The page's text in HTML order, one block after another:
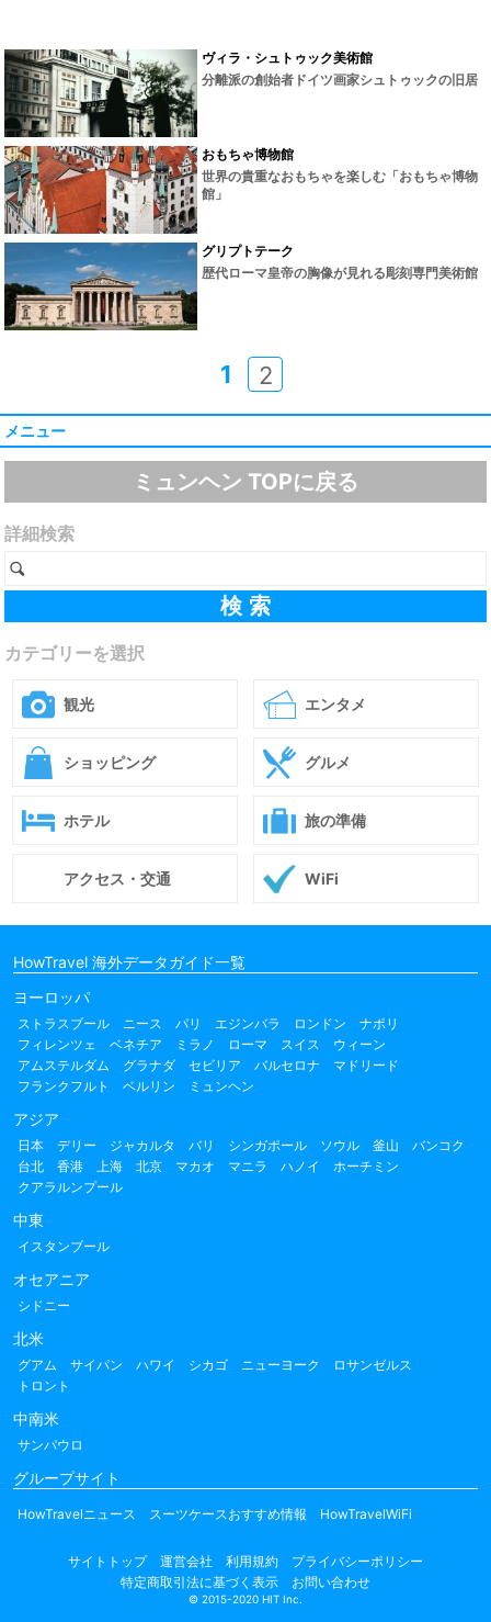
ヴィラ・シュトゥック美術館
分離派の創始者ドイツ画家シュトゥックの旧居
おもちゃ博物館
世界の貴重なおもちゃを楽しむ「おもちゃ博物
館」
グリプトテーク
歴代ローマ皇帝の胸像が見れる彫刻専門美術館
1 2
メニュー
ミュンヘン TOPに戻る
詳細検索
カテゴリーを選択
観光 エンタメ
ショッピング グルメ
ホテル 旅の準備
アクセス・交通 WiFi
HowTravel 海外データガイド一覧
ヨーロッパ
ストラスブール ニース パリ エジンバラ ロンドン
ナポリ
フィレンツェ
ベネチア ミラノ ローマ スイス
ウィーン
アムステルダム
グラナダ セビリア バルセロナ
マドリード
フランクフルト
ベルリン ミュンヘン
アジア
日本 デリー ジャカルタ バリ シンガポール ソウル 釜山
バンコク
台北
香港 上海 北京 マカオ マニラ ハノイ
ホーチミン
クアラルンプール
中東
イスタンブール
オセアニア
シドニー
北米
グアム サイパン ハワイ シカゴ ニューヨーク
ロサンゼルス
トロント
中南米
サンパウロ
グループサイト
HowTravelニュース スーツケースおすすめ情報 HowTravelWiFi
サイトトップ 運営会社 利用規約
プライバシーポリシー
特定商取引法に基づく表示
お問い合わせ
© 2015-2020 HIT Inc.